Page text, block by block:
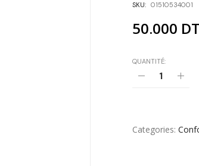
SKU: 01510534001
50.000 DT
QUANTITÉ:
Categories